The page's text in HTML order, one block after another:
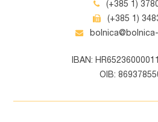
(+385 1)
(+385 1)
IBAN:
OIB: